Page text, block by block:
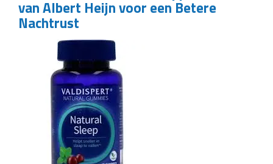
van Albert Heijn voor een Betere
Nachtrust